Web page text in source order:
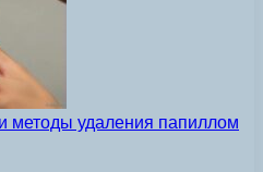
методы удаления папиллом